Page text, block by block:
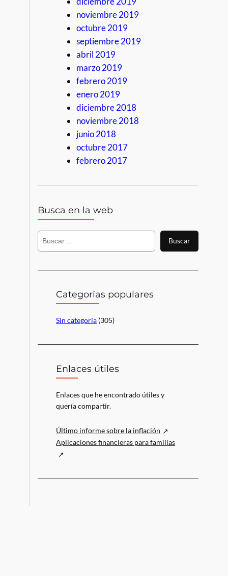
noviembre 2019
octubre 2019
septiembre 2019
abril 2019
marzo 2019
febrero 2019
enero 2019
diciembre 2018
noviembre 2018
junio 2018
octubre 2017
febrero 2017
Busca en la web
B
c
Buscar
Categorías populares
Sin categoría (305)
Enlaces útiles
Enlaces que he encontrado útiles y
quería compartir.
Último informe sobre la inflación
Aplicaciones financieras para familias